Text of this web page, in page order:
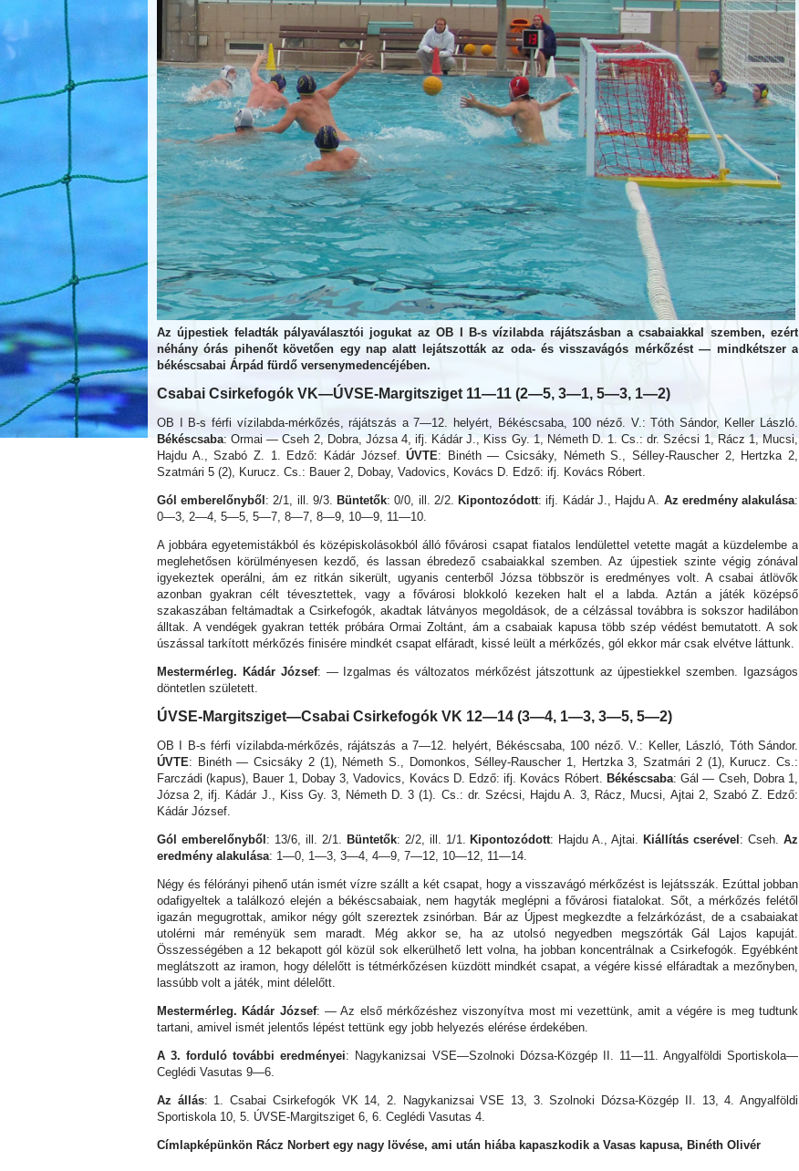
Az újpestiek feladták pályaválasztói jogukat az OB I B-s vízilabda rájátszásban a csabaiakkal szemben, ezért
néhány órás pihenőt követően egy nap alatt lejátszották az oda- és visszavágós mérkőzést — mindkétszer a
békéscsabai Árpád fürdő versenymedencéjében.
Csabai Csirkefogók VK—ÚVSE-Margitsziget 11—11 (2—5, 3—1, 5—3, 1—2)
OB I B-s férfi vízilabda-mérkőzés, rájátszás a 7—12. helyért, Békéscsaba, 100 néző. V.: Tóth Sándor, Keller László.
Békéscsaba: Ormai — Cseh 2, Dobra, Józsa 4, ifj. Kádár J., Kiss Gy. 1, Németh D. 1. Cs.: dr. Szécsi 1, Rácz 1, Mucsi,
Hajdu A., Szabó Z. 1. Edző: Kádár József.ÚVTE: Binéth — Csicsáky, Németh S., Sélley-Rauscher 2, Hertzka 2,
Szatmári 5 (2), Kurucz. Cs.: Bauer 2, Dobay, Vadovics, Kovács D. Edző: ifj. Kovács Róbert.
Gól emberelőnyből: 2/1, ill. 9/3.Büntetők: 0/0, ill. 2/2.Kipontozódott: ifj. Kádár J., Hajdu A. Az eredmény alakulása:
0—3, 2—4, 5—5, 5—7, 8—7, 8—9, 10—9, 11—10.
A jobbára egyetemistákból és középiskolásokból álló fővárosi csapat fiatalos lendülettel vetette magát a küzdelembe a
meglehetősen körülményesen kezdő, és lassan ébredező csabaiakkal szemben. Az újpestiek szinte végig zónával
igyekeztek operálni, ám ez ritkán sikerült, ugyanis centerből Józsa többször is eredményes volt. A csabai átlövők
azonban gyakran célt tévesztettek, vagy a fővárosi blokkoló kezeken halt el a labda. Aztán a játék középső
szakaszában feltámadtak a Csirkefogók, akadtak látványos megoldások, de a célzással továbbra is sokszor hadilábon
álltak. A vendégek gyakran tették próbára Ormai Zoltánt, ám a csabaiak kapusa több szép védést bemutatott. A sok
úszással tarkított mérkőzés finisére mindkét csapat elfáradt, kissé leült a mérkőzés, gól ekkor már csak elvétve láttunk.
Mestermérleg. Kádár József: — Izgalmas és változatos mérkőzést játszottunk az újpestiekkel szemben. Igazságos
döntetlen született.
ÚVSE-Margitsziget—Csabai Csirkefogók VK 12—14 (3—4, 1—3, 3—5, 5—2)
OB I B-s férfi vízilabda-mérkőzés, rájátszás a 7—12. helyért, Békéscsaba, 100 néző. V.: Keller, László, Tóth Sándor.
ÚVTE: Binéth — Csicsáky 2 (1), Németh S., Domonkos, Sélley-Rauscher 1, Hertzka 3, Szatmári 2 (1), Kurucz. Cs.:
Farczádi (kapus), Bauer 1, Dobay 3, Vadovics, Kovács D. Edző: ifj. Kovács Róbert. Békéscsaba: Gál — Cseh, Dobra 1,
Józsa 2, ifj. Kádár J., Kiss Gy. 3, Németh D. 3 (1). Cs.: dr. Szécsi, Hajdu A. 3, Rácz, Mucsi, Ajtai 2, Szabó Z. Edző:
Kádár József.
Gól emberelőnyből: 13/6, ill. 2/1. Büntetők: 2/2, ill. 1/1.Kipontozódott: Hajdu A., Ajtai.Kiállítás cserével: Cseh. Az
eredmény alakulása: 1—0, 1—3, 3—4, 4—9, 7—12, 10—12, 11—14.
Négy és félórányi pihenő után ismét vízre szállt a két csapat, hogy a visszavágó mérkőzést is lejátsszák. Ezúttal jobban
odafigyeltek a találkozó elején a békéscsabaiak, nem hagyták meglépni a fővárosi fiatalokat. Sőt, a mérkőzés felétől
igazán megugrottak, amikor négy gólt szereztek zsinórban. Bár az Újpest megkezdte a felzárkózást, de a csabaiakat
utolérni már reményük sem maradt. Még akkor se, ha az utolsó negyedben megszórták Gál Lajos kapuját.
Összességében a 12 bekapott gól közül sok elkerülhető lett volna, ha jobban koncentrálnak a Csirkefogók. Egyébként
meglátszott az iramon, hogy délelőtt is tétmérkőzésen küzdött mindkét csapat, a végére kissé elfáradtak a mezőnyben,
lassúbb volt a játék, mint délelőtt.
Mestermérleg. Kádár József: — Az első mérkőzéshez viszonyítva most mi vezettünk, amit a végére is meg tudtunk
tartani, amivel ismét jelentős lépést tettünk egy jobb helyezés elérése érdekében.
A 3. forduló további eredményei: Nagykanizsai VSE—Szolnoki Dózsa-Közgép II. 11—11. Angyalföldi Sportiskola—
Ceglédi Vasutas 9—6.
Az állás: 1. Csabai Csirkefogók VK 14, 2. Nagykanizsai VSE 13, 3. Szolnoki Dózsa-Közgép II. 13, 4. Angyalföldi
Sportiskola 10, 5. ÚVSE-Margitsziget 6, 6. Ceglédi Vasutas 4.
Címlapképünkön Rácz Norbert egy nagy lövése, ami után hiába kapaszkodik a Vasas kapusa, Binéth Olivér